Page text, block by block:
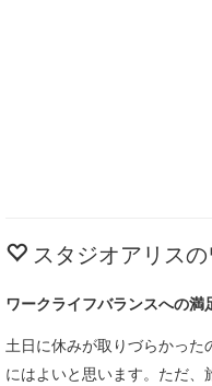
スタジオアリス
ワークライフバランスへの満
土日に休みが取りづらかっ
にはよいと思います。ただ、